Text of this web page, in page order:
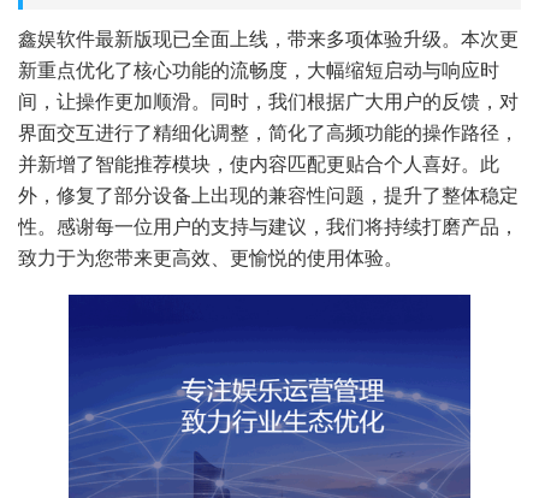
鑫娱软件最新版现已全面上线，带来多项体验升级。本次更
新重点优化了核心功能的流畅度，大幅缩短启动与响应时
间，让操作更加顺滑。同时，我们根据广大用户的反馈，对
界面交互进行了精细化调整，简化了高频功能的操作路径，
并新增了智能推荐模块，使内容匹配更贴合个人喜好。此
外，修复了部分设备上出现的兼容性问题，提升了整体稳定
性。感谢每一位用户的支持与建议，我们将持续打磨产品，
致力于为您带来更高效、更愉悦的使用体验。